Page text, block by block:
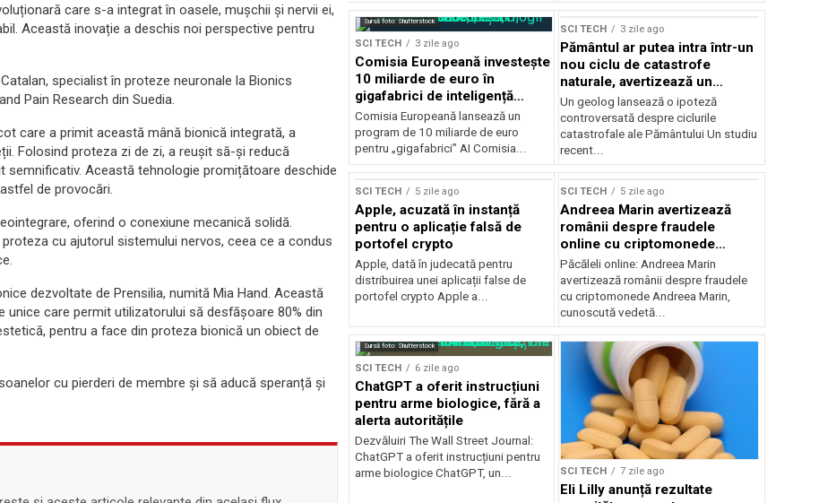
care s-a integrat în oasele, mușchii și nervii ei,
Această inovație a deschis noi perspective pentru
specialist în proteze neuronale la Bionics
Pain Research din Suedia.
care a primit această mână bionică integrată, a
Folosind proteza zi de zi, a reușit să-și reducă
semnificativ. Această tehnologie promițătoare deschide
de provocări.
oferind o conexiune mecanică solidă.
cu ajutorul sistemului nervos, ceea ce a condus
dezvoltate de Prensilia, numită Mia Hand. Această
care permit utilizatorului să desfășoare 80% din
pentru a face din proteza bionică un obiect de
cu pierderi de membre și să aducă speranță și
Sursă foto: Shutterstock
SCI TECH 3 zile ago
Comisia Europeană investește
10 miliarde de euro în
gigafabrici de inteligență
artificială
Comisia Europeană lansează un
program de 10 miliarde de euro
pentru „gigafabrici” AI Comisia...
SCI TECH 3 zile ago
Pământul ar putea intra într-un
nou ciclu de catastrofe
naturale, avertizează un
geolog
Un geolog lansează o ipoteză
controversată despre ciclurile
catastrofale ale Pământului Un studiu
recent...
SCI TECH 5 zile ago
Apple, acuzată în instanță
pentru o aplicație falsă de
portofel crypto
Apple, dată în judecată pentru
distribuirea unei aplicații false de
portofel crypto Apple a...
SCI TECH 5 zile ago
Andreea Marin avertizează
românii despre fraudele
online cu criptomonede
folosindu-i imaginea
Păcăleli online: Andreea Marin
avertizează românii despre fraudele
cu criptomonede Andreea Marin,
cunoscută vedetă...
Sursă foto: Shutterstock
SCI TECH 6 zile ago
ChatGPT a oferit instrucțiuni
pentru arme biologice, fără a
alerta autoritățile
Dezvăluiri The Wall Street Journal:
ChatGPT a oferit instrucțiuni pentru
arme biologice ChatGPT, un...
SCI TECH 7 zile ago
Eli Lilly anunță rezultate